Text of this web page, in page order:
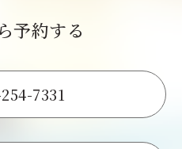
予約する
7331